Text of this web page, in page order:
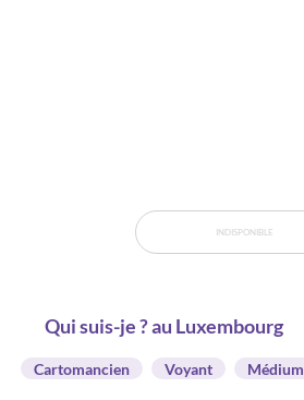
INDISPONIBLE
Qui suis-je ? au Luxembourg
Cartomancien Voyant Médium